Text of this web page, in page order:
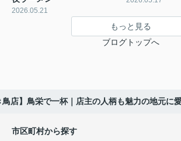
2026.05.21
もっと見る
ブログトップへ
店】鳥栄で一杯｜店主の人柄も魅力の地元に
市区町村から探す